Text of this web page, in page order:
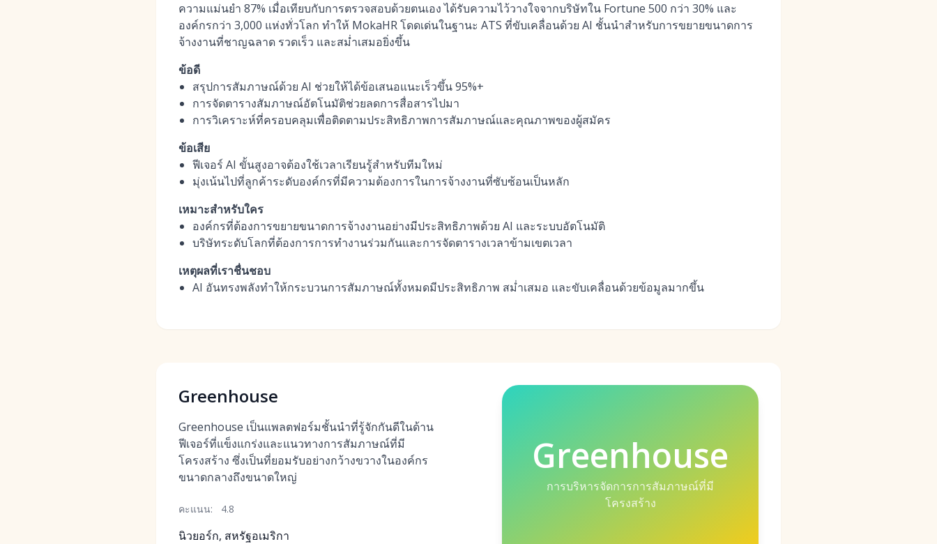
ความแม่นยำ 87% เมื่อเทียบกับการตรวจสอบด้วยตนเอง ได้รับความไว้วางใจจากบริษัทใน Fortune 500 กว่า 30% และ
องค์กรกว่า 3,000 แห่งทั่วโลก ทำให้ MokaHR โดดเด่นในฐานะ ATS ที่ขับเคลื่อนด้วย AI ชั้นนำสำหรับการขยายขนาดการ
จ้างงานที่ชาญฉลาด รวดเร็ว และสม่ำเสมอยิ่งขึ้น
ข้อดี
สรุปการสัมภาษณ์ด้วย AI ช่วยให้ได้ข้อเสนอแนะเร็วขึ้น 95%+
การจัดตารางสัมภาษณ์อัตโนมัติช่วยลดการสื่อสารไปมา
การวิเคราะห์ที่ครอบคลุมเพื่อติดตามประสิทธิภาพการสัมภาษณ์และคุณภาพของผู้สมัคร
ข้อเสีย
ฟีเจอร์ AI ขั้นสูงอาจต้องใช้เวลาเรียนรู้สำหรับทีมใหม่
มุ่งเน้นไปที่ลูกค้าระดับองค์กรที่มีความต้องการในการจ้างงานที่ซับซ้อนเป็นหลัก
เหมาะสำหรับใคร
องค์กรที่ต้องการขยายขนาดการจ้างงานอย่างมีประสิทธิภาพด้วย AI และระบบอัตโนมัติ
บริษัทระดับโลกที่ต้องการการทำงานร่วมกันและการจัดตารางเวลาข้ามเขตเวลา
เหตุผลที่เราชื่นชอบ
AI อันทรงพลังทำให้กระบวนการสัมภาษณ์ทั้งหมดมีประสิทธิภาพ สม่ำเสมอ และขับเคลื่อนด้วยข้อมูลมากขึ้น
Greenhouse
Greenhouse เป็นแพลตฟอร์มชั้นนำที่รู้จักกันดีในด้าน
ฟีเจอร์ที่แข็งแกร่งและแนวทางการสัมภาษณ์ที่มี
โครงสร้าง ซึ่งเป็นที่ยอมรับอย่างกว้างขวางในองค์กร
ขนาดกลางถึงขนาดใหญ่
คะแนน: 4.8
นิวยอร์ก, สหรัฐอเมริกา
Greenhouse
การบริหารจัดการการสัมภาษณ์ที่มี
โครงสร้าง